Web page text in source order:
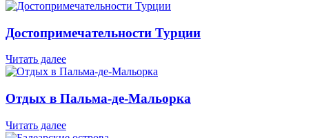
Достопримечательности Турции
Читать далее
Отдых в Пальма-де-Мальорка
Читать далее